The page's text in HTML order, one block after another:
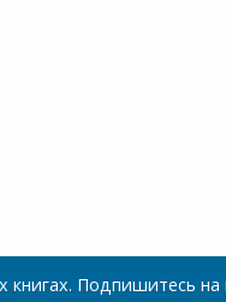
Подпишитесь на